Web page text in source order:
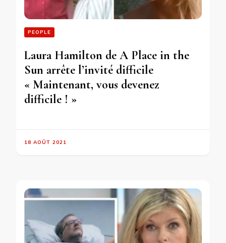
PEOPLE
Laura Hamilton de A Place in the
Sun arrête l’invité difficile
« Maintenant, vous devenez
difficile ! »
18 AOÛT 2021